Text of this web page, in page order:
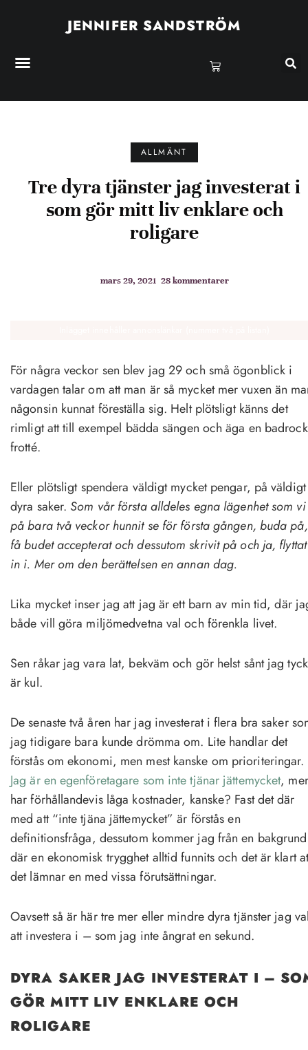
JENNIFER SANDSTRÖM
ALLMÄNT
Tre dyra tjänster jag investerat i
som gör mitt liv enklare och
roligare
mars 29, 2021 28 kommentarer
För några veckor sen blev jag 29 och små ögonblick i
vardagen talar om att man är så mycket mer vuxen än
någonsin kunnat föreställa sig. Helt plötsligt känns det
rimligt att till exempel bädda sängen och äga en
frotté.
Eller plötsligt spendera väldigt mycket pengar, på väldigt
dyra saker. Som vår första alldeles egna lägenhet som vi
på bara två veckor hunnit se för första gången, buda på,
få budet accepterat och dessutom skrivit på och ja, flyttat
in i. Mer om den berättelsen en annan dag.
Lika mycket inser jag att jag är ett barn av min tid, där
både vill göra miljömedvetna val och förenkla livet.
Sen råkar jag vara lat, bekväm och gör helst sånt jag
är kul.
De senaste två åren har jag investerat i flera bra saker
jag tidigare bara kunde drömma om. Lite handlar det
förstås om ekonomi, men mest kanske om prioriteringar.
Jag är en egenföretagare som inte tjänar jättemycket,
har förhållandevis låga kostnader, kanske? Fast det där
med att “inte tjäna jättemycket” är förstås en
definitionsfråga, dessutom kommer jag från en bakgrund
där en ekonomisk trygghet alltid funnits och det är klart
det lämnar en med vissa förutsättningar.
Oavsett så är här tre mer eller mindre dyra tjänster jag
att investera i – som jag inte ångrat en sekund.
DYRA SAKER JAG INVESTERAT I –
GÖR MITT LIV ENKLARE OCH
ROLIGARE